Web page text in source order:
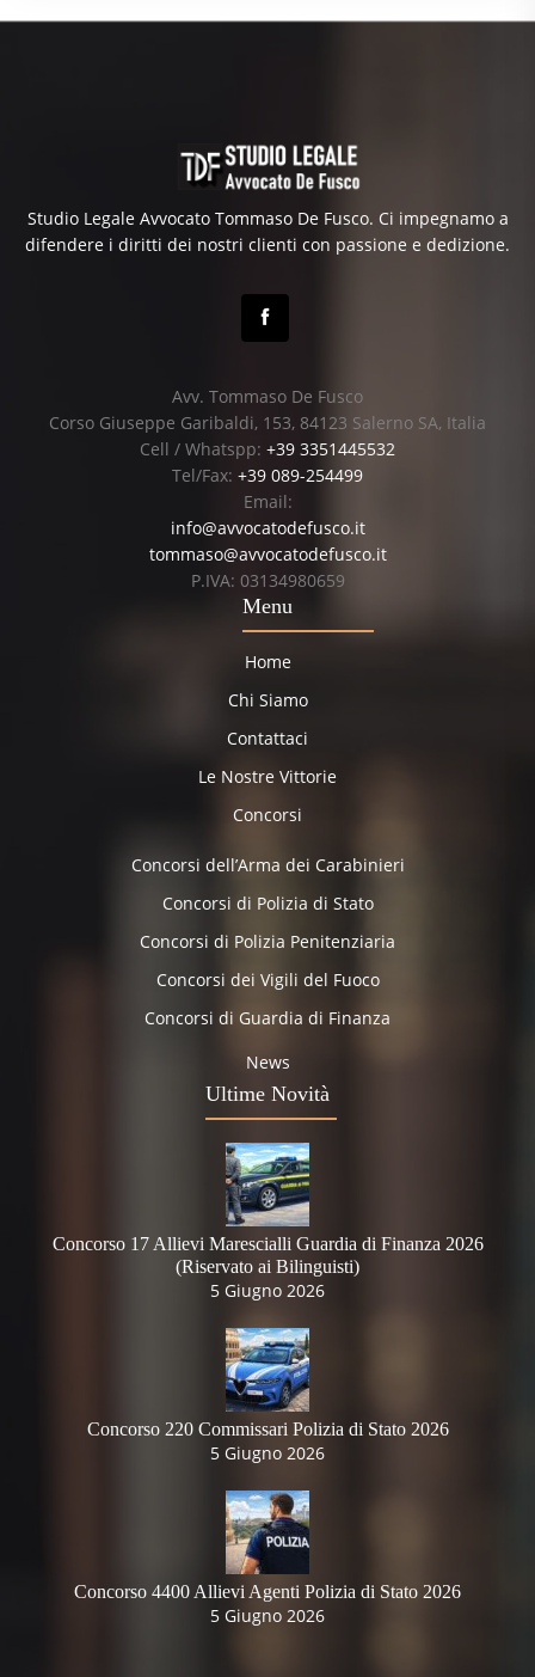
Studio Legale Avvocato Tommaso De Fusco. Ci impegnamo a
difendere i diritti dei nostri clienti con passione e dedizione.
Avv. Tommaso De Fusco
Corso Giuseppe Garibaldi, 153, 84123 Salerno SA, Italia
Cell / Whatspp: +39 3351445532
Tel/Fax: +39 089-254499
Email:
info@avvocatodefusco.it
tommaso@avvocatodefusco.it
P.IVA: 03134980659
Menu
Home
Chi Siamo
Contattaci
Le Nostre Vittorie
Concorsi
Concorsi dell’Arma dei Carabinieri
Concorsi di Polizia di Stato
Concorsi di Polizia Penitenziaria
Concorsi dei Vigili del Fuoco
Concorsi di Guardia di Finanza
News
Ultime Novità
Concorso 17 Allievi Marescialli Guardia di Finanza 2026
(Riservato ai Bilinguisti)
5 Giugno 2026
Concorso 220 Commissari Polizia di Stato 2026
5 Giugno 2026
Concorso 4400 Allievi Agenti Polizia di Stato 2026
5 Giugno 2026